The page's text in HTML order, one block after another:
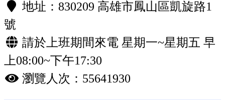
地址：830209 高雄市鳳山區凱旋路1
號
請於上班期間來電 星期一~星期五 早
上08:00~下午17:30
瀏覽人次：55641930